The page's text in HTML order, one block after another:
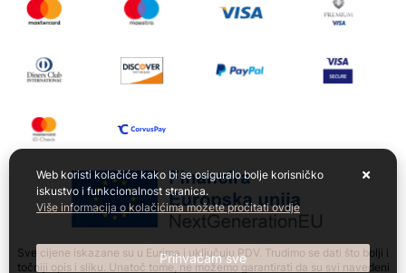
Sve cijene iskazane su u Eurima i uključuju PDV. Trudimo se dati što bolji i
točniji opis i sliku. Unatoč tome, ne možemo garantirati da su svi navedeni
Web koristi kolačiće kako bi se osiguralo bolje korisničko
iskustvo i funkcionalnost stranica.
Više informacija o kolačićima možete pročitati ovdje
Prihvaćam sve